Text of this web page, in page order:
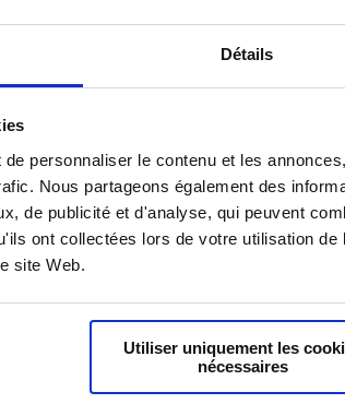
Détails
personnaliser le contenu et les
Nous partageons également des
de publicité et d'analyse, qui peuvent
ont collectées lors de votre utilisation
site Web.
Utiliser uniquement les
nécessaires
du